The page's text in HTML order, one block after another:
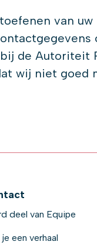
van
de Autoriteit
wij niet goed
deel van Equipe
je een verhaal